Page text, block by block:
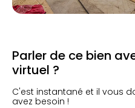
Parler de ce bien
virtuel ?
C'est instantané et il vous
avez besoin !